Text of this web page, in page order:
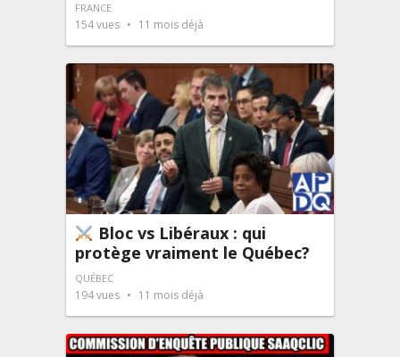
FRANCE
154vues 11 mois déjà
Bloc vs Libéraux : qui
protège vraiment le Québec?
QUÉBEC
194vues 11 mois déjà